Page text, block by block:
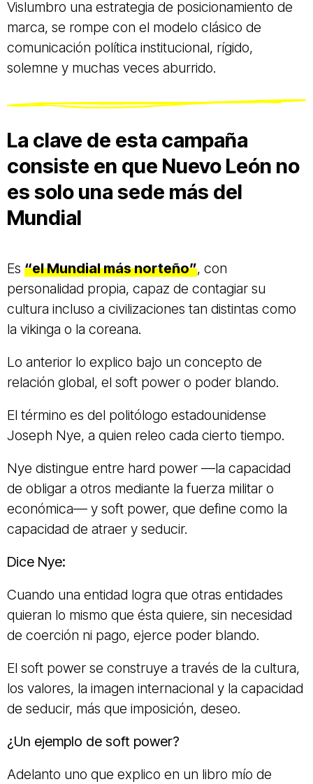
Vislumbro una estrategia de posicionamiento de
marca, se rompe con el modelo clásico de
comunicación política institucional, rígido,
solemne y muchas veces aburrido.
La clave de esta campaña
consiste en que Nuevo León no
es solo una sede más del
Mundial
Es “el Mundial más norteño”, con
personalidad propia, capaz de contagiar su
cultura incluso a civilizaciones tan distintas como
la vikinga o la coreana.
Lo anterior lo explico bajo un concepto de
relación global, el soft power o poder blando.
El término es del politólogo estadounidense
Joseph Nye, a quien releo cada cierto tiempo.
Nye distingue entre hard power —la capacidad
de obligar a otros mediante la fuerza militar o
económica— y soft power, que define como la
capacidad de atraer y seducir.
Dice Nye:
Cuando una entidad logra que otras entidades
quieran lo mismo que ésta quiere, sin necesidad
de coerción ni pago, ejerce poder blando.
El soft power se construye a través de la cultura,
los valores, la imagen internacional y la capacidad
de seducir, más que imposición, deseo.
¿Un ejemplo de soft power?
Adelanto uno que explico en un libro mío de